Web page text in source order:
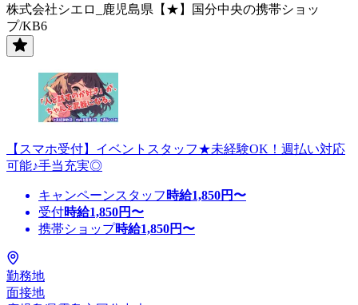
株式会社シエロ_鹿児島県【★】国分中央の携帯ショッ
プ/KB6
【スマホ受付】イベントスタッフ★未経験OK！週払い対応
可能♪手当充実◎
キャンペーンスタッフ 時給1,850円〜
受付時給1,850円〜
携帯ショップ時給1,850円〜
勤務地
面接地